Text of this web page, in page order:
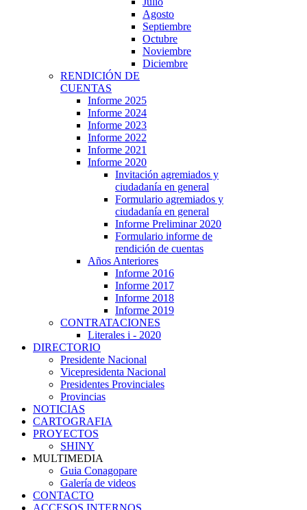
Agosto
Septiembre
Octubre
Noviembre
Diciembre
RENDICIÓN DE
CUENTAS
Informe 2025
Informe 2024
Informe 2023
Informe 2022
Informe 2021
Informe 2020
Invitación agremiados y
ciudadanía en general
Formulario agremiados y
ciudadanía en general
Informe Preliminar 2020
Formulario informe de
rendición de cuentas
Años Anteriores
Informe 2016
Informe 2017
Informe 2018
Informe 2019
CONTRATACIONES
Literales i - 2020
DIRECTORIO
Presidente Nacional
Vicepresidenta Nacional
Presidentes Provinciales
Provincias
NOTICIAS
CARTOGRAFIA
PROYECTOS
SHINY
MULTIMEDIA
Guia Conagopare
Galería de videos
CONTACTO
ACCESOS INTERNOS